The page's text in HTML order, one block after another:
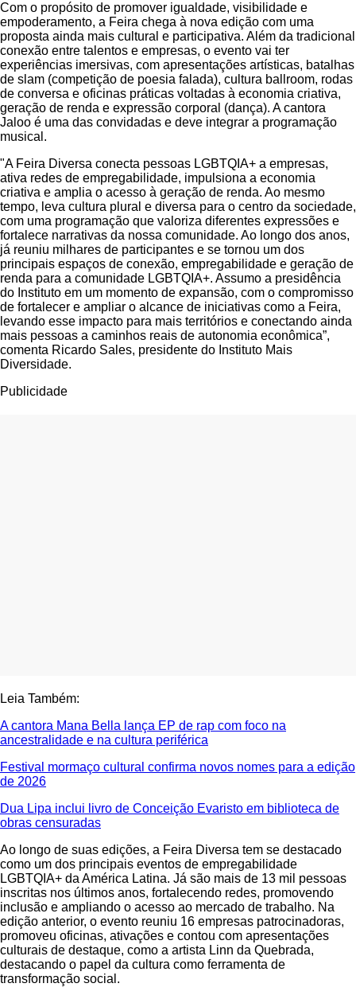
Com o propósito de promover igualdade, visibilidade e
empoderamento, a Feira chega à nova edição com uma
proposta ainda mais cultural e participativa. Além da tradicional
conexão entre talentos e empresas, o evento vai ter
experiências imersivas, com apresentações artísticas, batalhas
de slam (competição de poesia falada), cultura ballroom, rodas
de conversa e oficinas práticas voltadas à economia criativa,
geração de renda e expressão corporal (dança). A cantora
Jaloo é uma das convidadas e deve integrar a programação
musical.
"A Feira Diversa conecta pessoas LGBTQIA+ a empresas,
ativa redes de empregabilidade, impulsiona a economia
criativa e amplia o acesso à geração de renda. Ao mesmo
tempo, leva cultura plural e diversa para o centro da sociedade,
com uma programação que valoriza diferentes expressões e
fortalece narrativas da nossa comunidade. Ao longo dos anos,
já reuniu milhares de participantes e se tornou um dos
principais espaços de conexão, empregabilidade e geração de
renda para a comunidade LGBTQIA+. Assumo a presidência
do Instituto em um momento de expansão, com o compromisso
de fortalecer e ampliar o alcance de iniciativas como a Feira,
levando esse impacto para mais territórios e conectando ainda
mais pessoas a caminhos reais de autonomia econômica”,
comenta Ricardo Sales, presidente do Instituto Mais
Diversidade.
Publicidade
Leia Também:
A cantora Mana Bella lança EP de rap com foco na
ancestralidade e na cultura periférica
Festival mormaço cultural confirma novos nomes para a edição
de 2026
Dua Lipa inclui livro de Conceição Evaristo em biblioteca de
obras censuradas
Ao longo de suas edições, a Feira Diversa tem se destacado
como um dos principais eventos de empregabilidade
LGBTQIA+ da América Latina. Já são mais de 13 mil pessoas
inscritas nos últimos anos, fortalecendo redes, promovendo
inclusão e ampliando o acesso ao mercado de trabalho. Na
edição anterior, o evento reuniu 16 empresas patrocinadoras,
promoveu oficinas, ativações e contou com apresentações
culturais de destaque, como a artista Linn da Quebrada,
destacando o papel da cultura como ferramenta de
transformação social.